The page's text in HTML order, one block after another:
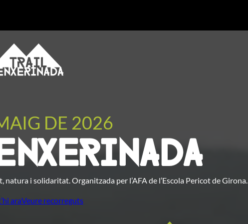
DE 2026
natura i solidaritat. Organitzada per l’AFA de l’Escola Pericot de Girona.
araVeure recorreguts